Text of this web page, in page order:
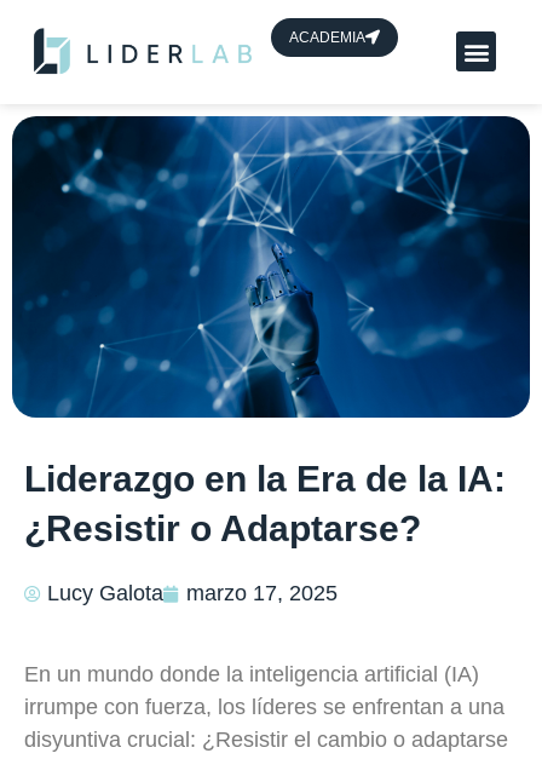
ACADEMIA
Liderazgo en la Era de la IA:
¿Resistir o Adaptarse?
Lucy Galota marzo 17, 2025
En un mundo donde la inteligencia artificial (IA)
irrumpe con fuerza, los líderes se enfrentan a una
disyuntiva crucial: ¿Resistir el cambio o adaptarse